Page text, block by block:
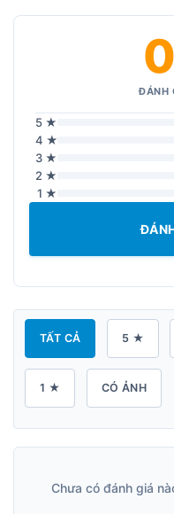
ĐÁNH
5 ★
4 ★
3 ★
2 ★
1 ★
TẤT CẢ 5 ★
1 ★ CÓ ẢNH
Chưa có đánh giá